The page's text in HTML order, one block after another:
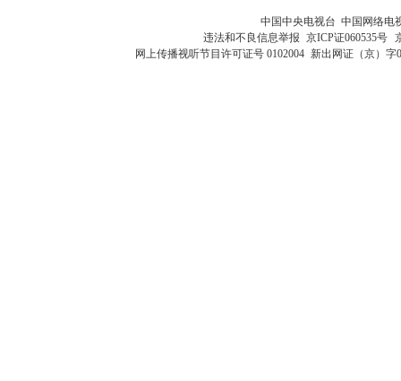
中国中央电视台 中国网络电
违法和不良信息举报 京ICP证060535号
网上传播视听节目许可证号 0102004 新出网证（京）